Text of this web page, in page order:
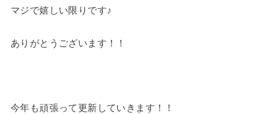
マジで嬉しい限りです♪
ありがとうございます！！
今年も頑張って更新していきます！！